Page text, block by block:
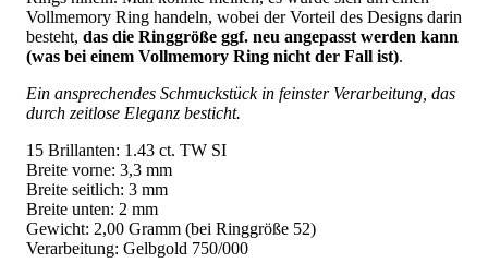
Vollmemory Ring handeln, wobei der Vorteil des Designs darin
besteht, das die Ringgröße ggf. neu angepasst werden kann
(was bei einem Vollmemory Ring nicht der Fall ist).
Ein ansprechendes Schmuckstück in feinster Verarbeitung, das
durch zeitlose Eleganz besticht.
15 Brillanten: 1.43 ct. TW SI
Breite vorne: 3,3 mm
Breite seitlich: 3 mm
Breite unten: 2 mm
Gewicht: 2,00 Gramm (bei Ringgröße 52)
Verarbeitung: Gelbgold 750/000